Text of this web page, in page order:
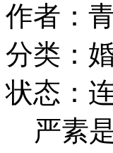
作者：
分类：
状态：
严素是